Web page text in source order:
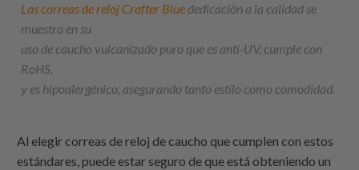
Las correas de reloj Crafter Blue dedicación a la calidad se
muestra en su
uso de caucho vulcanizado puro que es anti-UV, cumple con
RoHS,
y es hipoalergénico, asegurando tanto estilo como comodidad.
Al elegir correas de reloj de caucho que cumplen con estos
estándares, puede estar seguro de que está obteniendo un